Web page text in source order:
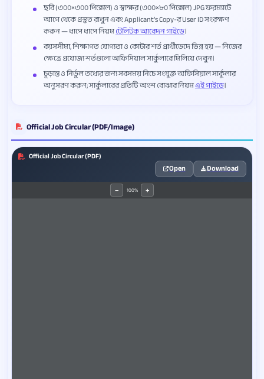
ছবি (৩০০×৩০০ পিক্সেল) ও স্বাক্ষর (৩০০×৮০ পিক্সেল) JPG ফরম্যাটে
আগে থেকে প্রস্তুত রাখুন এবং Applicant’s Copy-র User ID সংরক্ষণ
করুন — ধাপে ধাপে নিয়মটেলিটক আবেদন গাইডে।
বয়সসীমা, শিক্ষাগত যোগ্যতা ও কোটার শর্ত প্রার্থীভেদে ভিন্ন হয় — নিজের
ক্ষেত্রে প্রযোজ্য শর্তগুলো অফিসিয়াল সার্কুলারে মিলিয়ে দেখুন।
চূড়ান্ত ও নির্ভুল তথ্যের জন্য সবসময় নিচে সংযুক্ত অফিসিয়াল সার্কুলার
অনুসরণ করুন; সার্কুলারের প্রতিটি অংশ বোঝার নিয়মএই গাইডে।
Official Job Circular (PDF/Image)
Official Job Circular (PDF)
Open Download
− 100% +